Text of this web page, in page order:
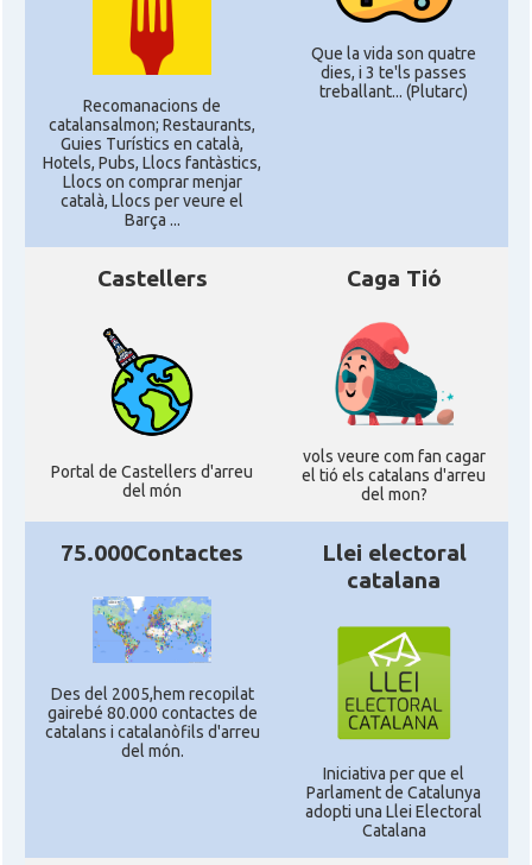
Recomanacions de
catalansalmon; Restaurants,
Guies Turístics en català,
Hotels, Pubs, Llocs fantàstics,
Llocs on comprar menjar
català, Llocs per veure el
Barça ...
Que la vida son quatre
dies, i 3 te'ls passes
treballant... (Plutarc)
Castellers
Portal de Castellers d'arreu
del món
Caga Tió
vols veure com fan cagar
el tió els catalans d'arreu
del mon?
75.000Contactes
Des del 2005,hem recopilat
gairebé 80.000 contactes de
catalans i catalanòfils d'arreu
del món.
Llei electoral
catalana
Iniciativa per que el
Parlament de Catalunya
adopti una Llei Electoral
Catalana